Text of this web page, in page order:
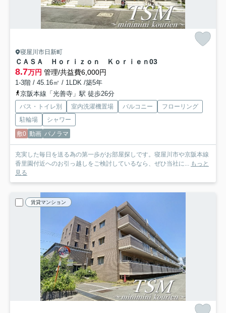
寝屋川市日新町
ＣＡＳＡ Ｈｏｒｉｚｏｎ Ｋｏｒｉｅｎ03
8.7万円 管理/共益費6,000円
1-3階 / 45.16㎡ / 1LDK /築5年
京阪本線「光善寺」駅 徒歩26分
バス・トイレ別 室内洗濯機置場 バルコニー
フローリング
駐輪場
シャワー
敷0 動画 パノラマ
充実した毎日を送る為の第一歩がお部屋探しです。寝屋川市や京阪本線
香里園付近へのお引っ越しをご検討しているなら、ぜひ当社に...
もっと
見る
賃貸マンション